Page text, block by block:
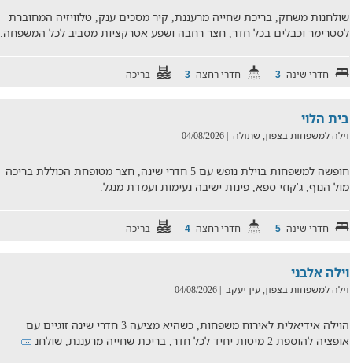
שולחנות משחק, בריכת שחייה מרעננת, קיר מסכים ענק, טלוויזיה המחוברת
לסטרימר וכבלים בכל חדר, חצר רחבה ושפע אטרקציות מסביב לכל המשפחה.
חדרי שינה 3 חדרי רחצה 3 בריכה
בית הלוי
וילה למשפחות בצפון, שתולה | 04/08/2026
חופשה למשפחות בוילת נופש עם 5 חדרי שינה, חצר מטופחת הכוללת בריכה
מול הנוף, ג'קוזי ספא, פינות ישיבה נעימות ועמדת מנגל.
חדרי שינה 5 חדרי רחצה 4 בריכה
וילה אלבני
וילה למשפחות בצפון, עין יעקב | 04/08/2026
הוילה אידיאלית לאירוח משפחות, כשהיא מציעה 3 חדרי שינה זוגיים עם
אופציה להוספת 2 מיטות יחיד לכל חדר, בריכת שחייה מרעננת, שולחנ